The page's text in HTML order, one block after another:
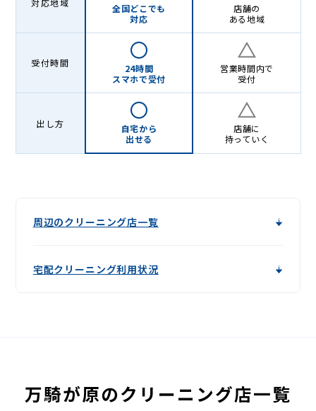
対応地域
全国どこでも
対応
店舗の
ある地域
受付時間
24時間
スマホで受付
営業時間内で
受付
出し方
自宅から
出せる
店舗に
持っていく
周辺のクリーニング店一覧
宅配クリーニング利用状況
万騎が原のクリーニング店一覧